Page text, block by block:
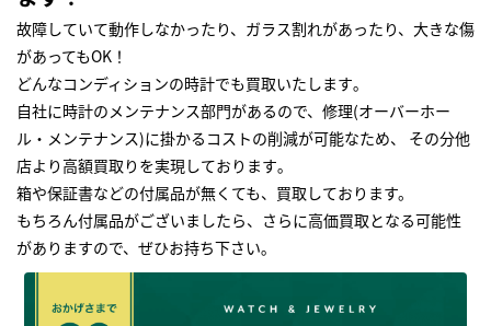
故障していて動作しなかったり、ガラス割れがあったり、大きな傷
があってもOK！
どんなコンディションの時計でも買取いたします｡
自社に時計のメンテナンス部門があるので、修理(オーバーホー
ル・メンテナンス)に掛かるコストの削減が可能なため、 その分他
店より高額買取りを実現しております｡
箱や保証書などの付属品が無くても、買取しております。
もちろん付属品がございましたら、さらに高価買取となる可能性
がありますので、ぜひお持ち下さい｡